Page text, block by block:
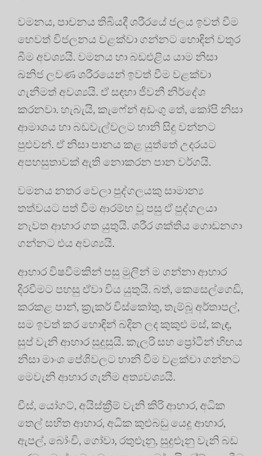
වමනය, පාචනය තිබියදී ශරීරයේ ජලය ඉවත් වීම
හෙවත් විජලනය වළක්වා ගන්නට හොඳින් වතුර
බීම අවශ්‍යයි. වමනය හා බඩඑළිය යාම නිසා
ඛනිජ ලවණ ශරීරයෙන් ඉවත් වීම වළක්වා
ගැනීමත් අවශ්‍යයි. ඒ සඳහා ජීවනී නිර්දේශ
කරනවා. හැබැයි, කැෆේන් අඩංගු තේ, කෝපි නිසා
ආමාශය හා බඩවැල්වලට හානි සිදු වන්නට
පුළුවන්. ඒ නිසා පානය කළ යුත්තේ උදරයට
අපහසුතාවක් ඇති නොකරන පාන වර්ගයි.
වමනය නතර වෙලා පුද්ගලයකු සාමාන්‍ය
තත්වයට පත් වීම ආරම්භ වූ පසු ඒ පුද්ගලයා
නැවත ආහාර ගත යුතුයි. ශරීර ශක්තිය ගොඩනගා
ගන්නට එය අවශ්‍යයි.
ආහාර විෂවීමකින් පසු මුලින් ම ගන්නා ආහාර
දිරවීමට පහසු ඒවා විය යුතුයි. බත්, කෙසෙල්ගෙඩි,
කරකළ පාන්, ක්‍රැකර් විස්කෝතු, තැම්බූ අර්තාපල්,
සම ඉවත් කර හොඳින් බදින ලද කුකුළු මස්, කැඳ,
සුප් වැනි ආහාර සුදුසුයි. කැලරි සහ ප්‍රෝටීන් හිඟය
නිසා මාංශ පේශිවලට හානි වීම වළක්වා ගන්නට
මෙවැනි ආහාර ගැනීම අත්‍යවශ්‍යයි.
චීස්, යෝගට්, අයිස්ක්‍රීම් වැනි කිරි ආහාර, අධික
තෙල් සහිත ආහාර, අධික කුළුබඩු යෙදූ ආහාර,
ඇපල්, බෝංචි, ගෝවා, රතුළූනු, සුදුළූනු වැනි බඩ